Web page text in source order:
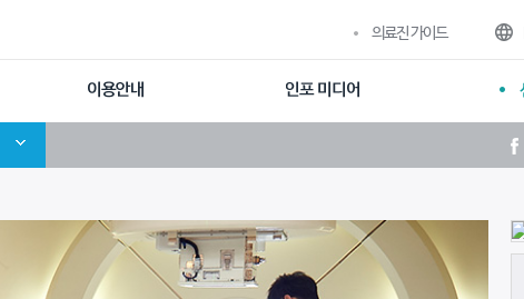
의료진 가이드